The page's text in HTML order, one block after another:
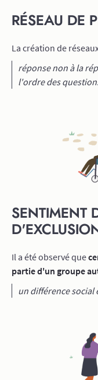
RÉSEAU DE
La création de
réponse non à la
l'ordre des
SENTIMENT
Il a été observé que
partie d'un groupe
un différence social